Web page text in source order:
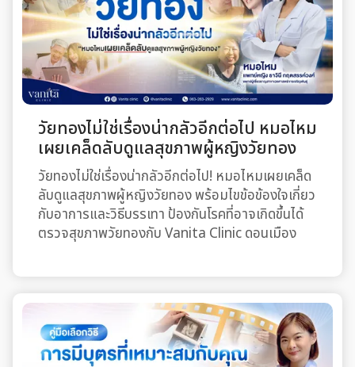
วัยทองไม่ใช่เรื่องน่ากลัวอีกต่อไป หมอไหม
เผยเคล็ดลับดูแลสุขภาพผู้หญิงวัยทอง
วัยทองไม่ใช่เรื่องน่ากลัวอีกต่อไป! หมอไหมเผยเคล็ด
ลับดูแลสุขภาพผู้หญิงวัยทอง พร้อมไขข้อข้องใจเกี่ยว
กับอาการและวิธีบรรเทา ป้องกันโรคที่อาจเกิดขึ้นได้
ตรวจสุขภาพวัยทองกับ Vanita Clinic ดอนเมือง